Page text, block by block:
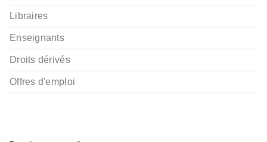
Libraires
Enseignants
Droits dérivés
Offres d'emploi